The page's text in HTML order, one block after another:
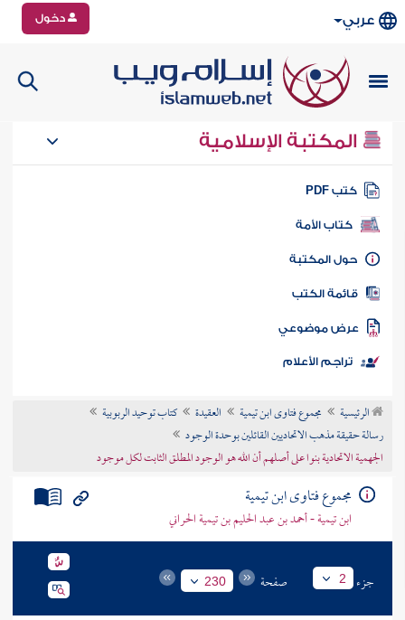
عربي دخول
المكتبة الإسلامية
كتب PDF
كتاب الأمة
المكتبة
الكتب
موضوعي
تراجم الأعلام
الرئيسية مجموع فتاوى ابن تيمية العقيدة
كتاب توحيد الربوبية
رسالة حقيقة مذهب الاتحاديين القائلين بوحدة الوجود
الجهمية الاتحادية بنوا على أصلهم أن الله هو الوجود المطلق الثابت لكل موجود
مجموع فتاوى ابن تيمية
ابن تيمية - أحمد بن عبد الحليم بن تيمية الحراني
جزء 2 صفحة 230